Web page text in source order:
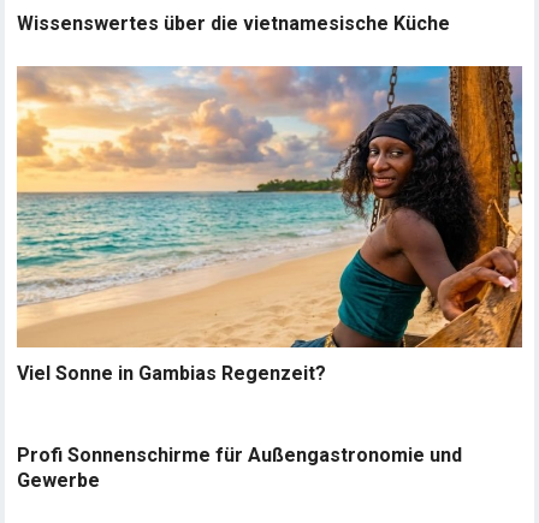
Wissenswertes über die vietnamesische Küche
Viel Sonne in Gambias Regenzeit?
Profi Sonnenschirme für Außengastronomie und
Gewerbe